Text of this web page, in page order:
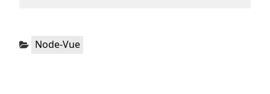
分
Node-Vue